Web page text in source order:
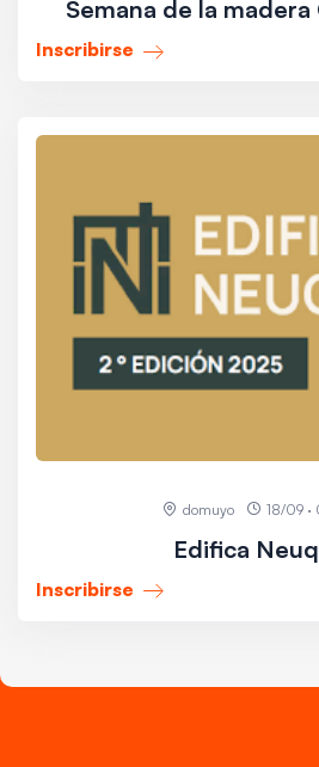
Semana de la
Inscribirse
domuyo 18/09
Edifica
Inscribirse